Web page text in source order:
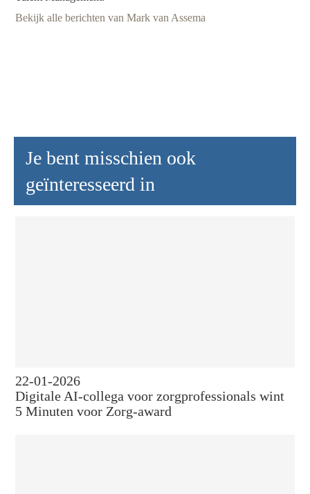
Bekijk alle berichten van Mark van Assema
Je bent misschien ook
geïnteresseerd in
22-01-2026
Digitale AI-collega voor zorgprofessionals wint
5 Minuten voor Zorg-award